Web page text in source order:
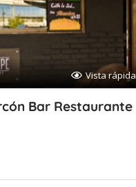
Vista rápida
Bar Restaurante